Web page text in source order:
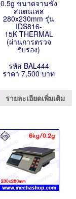
0.5g ขนาดจานชั่ง
สแตนเลส
280x230mm รุ่น
IDS816-
15K THERMAL
(ผ่านการตรวจ
รับรอง)
รหัส BAL444
ราคา 7,500 บาท
รายละเอียดเพิ่มเติม